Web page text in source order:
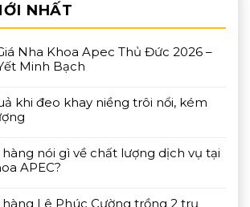
NHẤT
Nha Khoa Apec Thủ Đức 2026 –
Minh Bạch
khi đeo khay niềng trôi nổi, kém
nói gì về chất lượng dịch vụ tại
APEC?
Lê Phúc Cường trồng 2 trụ